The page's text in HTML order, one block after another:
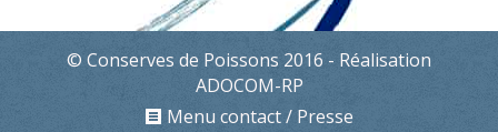
© Conserves de Poissons 2016 - Réalisation
ADOCOM-RP
Menu contact / Presse